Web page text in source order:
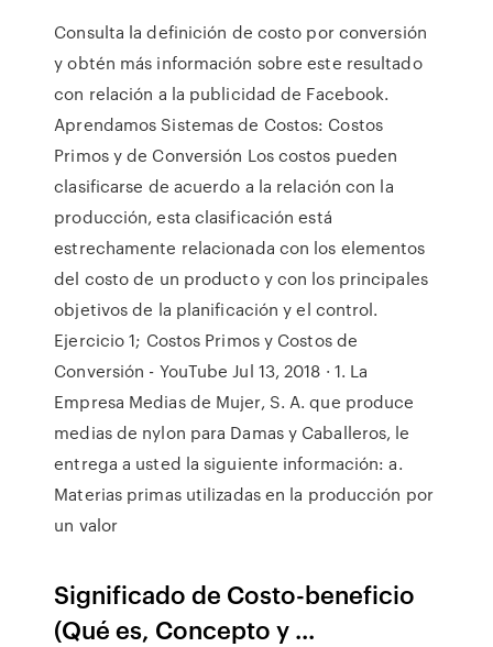
Consulta la definición de costo por conversión
y obtén más información sobre este resultado
con relación a la publicidad de Facebook.
Aprendamos Sistemas de Costos: Costos
Primos y de Conversión Los costos pueden
clasificarse de acuerdo a la relación con la
producción, esta clasificación está
estrechamente relacionada con los elementos
del costo de un producto y con los principales
objetivos de la planificación y el control.
Ejercicio 1; Costos Primos y Costos de
Conversión - YouTube Jul 13, 2018 · 1. La
Empresa Medias de Mujer, S. A. que produce
medias de nylon para Damas y Caballeros, le
entrega a usted la siguiente información: a.
Materias primas utilizadas en la producción por
un valor
Significadode Costo-beneficio
(Qué es, Conceptoy ...